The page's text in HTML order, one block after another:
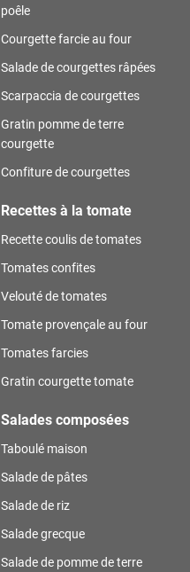
poêle
Courgette farcie au four
Salade de courgettes râpées
Scarpaccia de courgettes
Gratin pomme de terre
courgette
Confiture de courgettes
Recettes à la tomate
Recette coulis de tomates
Tomates confites
Velouté de tomates
Tomate provençale au four
Tomates farcies
Gratin courgette tomate
Salades composées
Taboulé maison
Salade de pâtes
Salade de riz
Salade grecque
Salade de pomme de terre